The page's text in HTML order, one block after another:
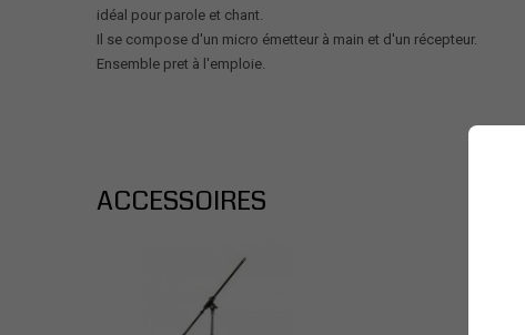
idéal pour parole et chant.
Il se compose d'un micro émetteur à main et d'un récepteur.
Ensemble pret à l'emploie.
ACCESSOIRES